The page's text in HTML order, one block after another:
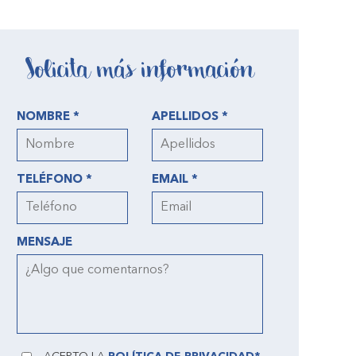
Solicita más información
NOMBRE * APELLIDOS *
TELÉFONO * EMAIL *
MENSAJE